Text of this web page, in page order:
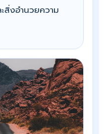
สิ่งอำนวยความ